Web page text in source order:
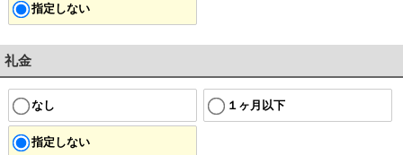
指定しない
礼金
なし １ヶ月以下
指定しない